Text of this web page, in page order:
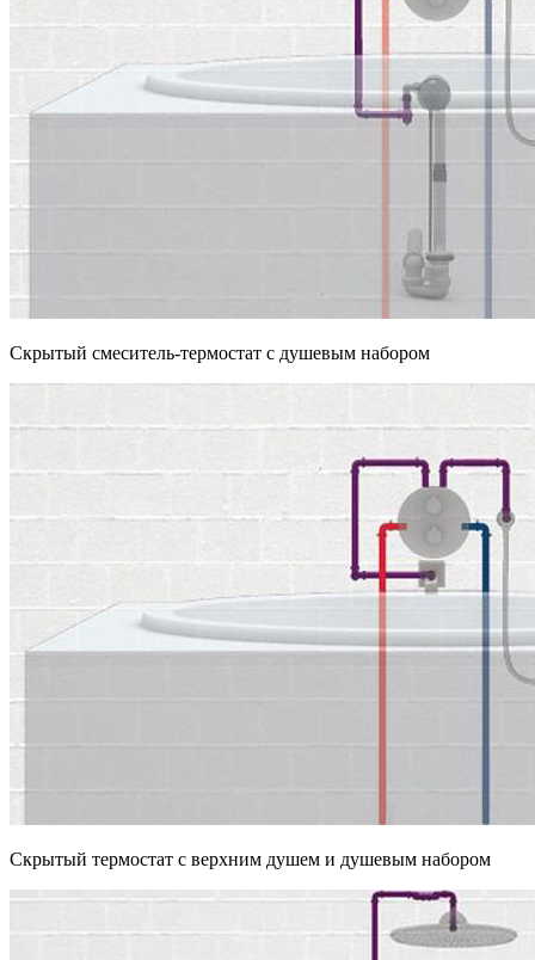
Скрытый смеситель-термостат с душевым набором
Скрытый термостат с верхним душем и душевым набором